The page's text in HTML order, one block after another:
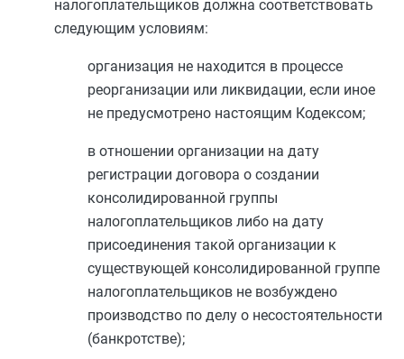
налогоплательщиков должна соответствовать
следующим условиям:
организация не находится в процессе
реорганизации или ликвидации, если иное
не предусмотрено настоящим Кодексом;
в отношении организации на дату
регистрации договора о создании
консолидированной группы
налогоплательщиков либо на дату
присоединения такой организации к
существующей консолидированной группе
налогоплательщиков не возбуждено
производство по делу о несостоятельности
(банкротстве);